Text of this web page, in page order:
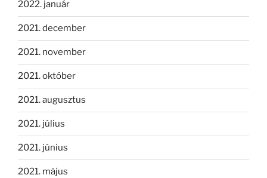
2022. január
2021. december
2021. november
2021. október
2021. augusztus
2021. július
2021. június
2021. május